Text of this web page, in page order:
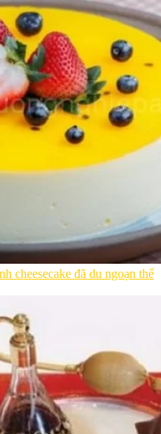
cheesecake đã du ngoạn thế